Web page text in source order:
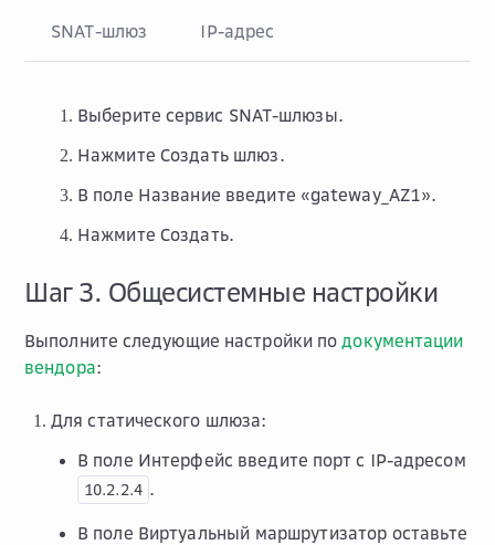
SNAT-шлюз IP-адрес
Выберите сервис SNAT-шлюзы.
Нажмите Создать шлюз.
В поле Название введите «gateway_AZ1».
Нажмите Создать.
Шаг 3. Общесистемные настройки
Выполните следующие настройки подокументации
вендора:
Для статического шлюза:
В поле Интерфейс введите порт c IP-адресом
10.2.2.4 .
В поле Виртуальный маршрутизатор оставьте